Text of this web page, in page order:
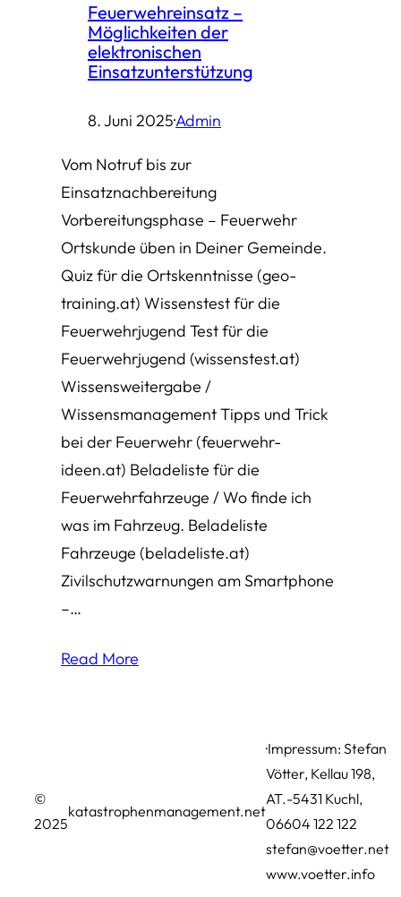
Feuerwehreinsatz –
Möglichkeiten der
elektronischen
Einsatzunterstützung
8. Juni 2025·Admin
Vom Notruf bis zur
Einsatznachbereitung
Vorbereitungsphase – Feuerwehr
Ortskunde üben in Deiner Gemeinde.
Quiz für die Ortskenntnisse (geo-
training.at) Wissenstest für die
Feuerwehrjugend Test für die
Feuerwehrjugend (wissenstest.at)
Wissensweitergabe /
Wissensmanagement Tipps und Trick
bei der Feuerwehr (feuerwehr-
ideen.at) Beladeliste für die
Feuerwehrfahrzeuge / Wo finde ich
was im Fahrzeug. Beladeliste
Fahrzeuge (beladeliste.at)
Zivilschutzwarnungen am Smartphone
–…
Read More
©
2025
katastrophenmanagement.net
·Impressum: Stefan
Vötter, Kellau 198,
AT.-5431 Kuchl,
06604 122 122
stefan@voetter.net
www.voetter.info